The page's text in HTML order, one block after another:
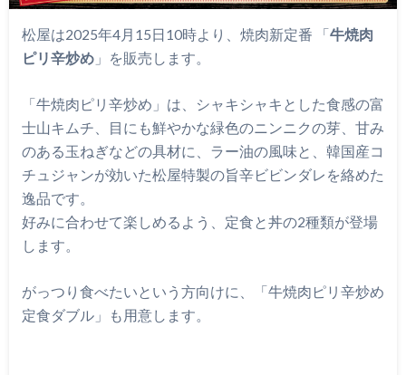
松屋は2025年4月15日10時より、焼肉新定番 「牛焼肉
ピリ辛炒め」を販売します。
「牛焼肉ピリ辛炒め」は、シャキシャキとした食感の富
士山キムチ、目にも鮮やかな緑色のニンニクの芽、甘み
のある玉ねぎなどの具材に、ラー油の風味と、韓国産コ
チュジャンが効いた松屋特製の旨辛ビビンダレを絡めた
逸品です。
好みに合わせて楽しめるよう、定食と丼の2種類が登場
します。
がっつり食べたいという方向けに、「牛焼肉ピリ辛炒め
定食ダブル」も用意します。